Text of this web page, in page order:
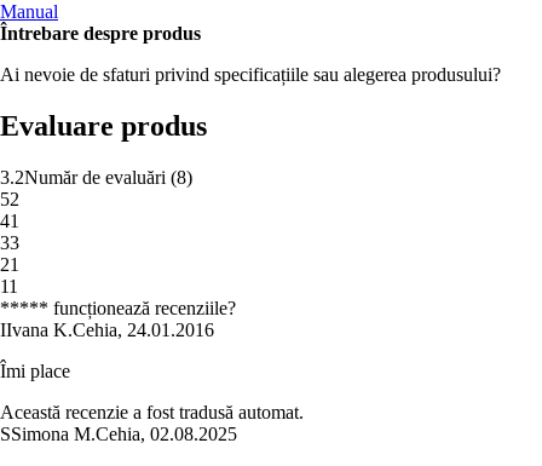
Manual
Întrebare despre produs
Ai nevoie de sfaturi privind specificațiile sau alegerea produsului?
Evaluare produs
3.2Număr de evaluări (8)
52
41
33
21
11
***** funcționează recenziile?
IIvana K.Cehia, 24.01.2016
Îmi place
Această recenzie a fost tradusă automat.
SSimona M.Cehia, 02.08.2025